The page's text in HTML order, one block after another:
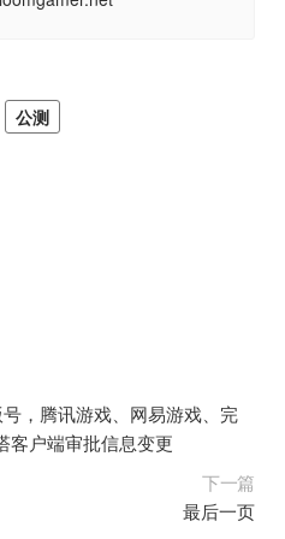
公测
，腾讯游戏、网易游戏、完
客户端审批信息变更
下一篇
最后一页